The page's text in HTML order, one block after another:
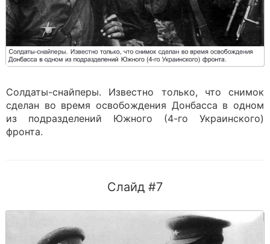
Солдаты-снайперы. Известно только, что снимок
сделан во время освобождения Донбасса в одном
из подразделений Южного (4-го Украинского)
фронта.
Слайд #7